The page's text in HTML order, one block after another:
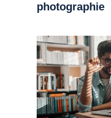
photographie